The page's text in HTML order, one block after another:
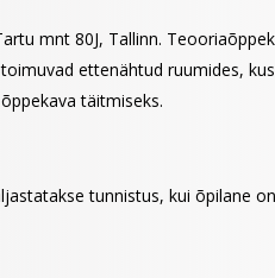
mnt 80J, Tallinn.
ettenähtud ruumides,
täitmiseks.
tunnistus, kui õpilane